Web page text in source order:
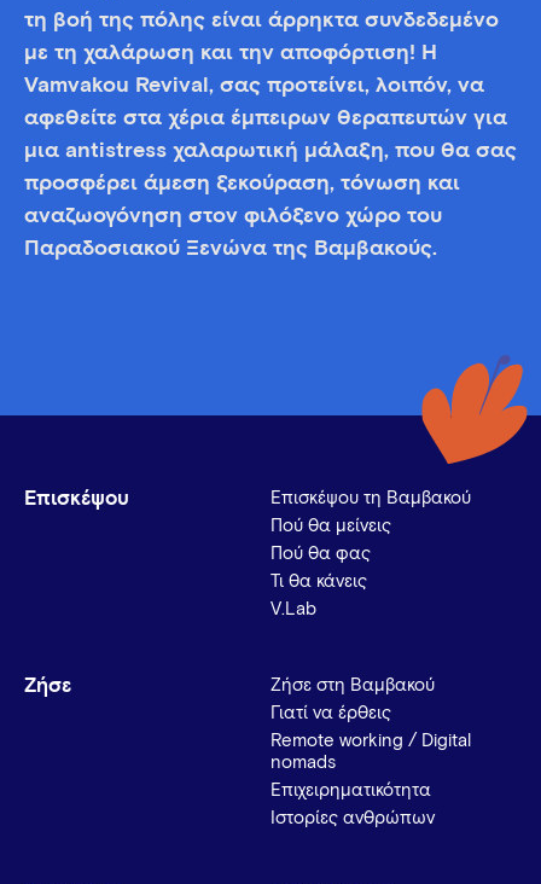
τη βοή της πόλης είναι άρρηκτα συνδεδεμένο
με τη χαλάρωση και την αποφόρτιση! Η
Vamvakou Revival, σας προτείνει, λοιπόν, να
αφεθείτε στα χέρια έμπειρων θεραπευτών για
μια antistress χαλαρωτική μάλαξη, που θα σας
προσφέρει άμεση ξεκούραση, τόνωση και
αναζωογόνηση στον φιλόξενο χώρο του
Παραδοσιακού Ξενώνα της Βαμβακούς.
Επισκέψου
Επισκέψου τη Βαμβακού
Πού θα μείνεις
Πού θα φας
Τι θα κάνεις
V.Lab
Ζήσε
Ζήσε στη Βαμβακού
Γιατί να έρθεις
Remote working / Digital
nomads
Επιχειρηματικότητα
Ιστορίες ανθρώπων